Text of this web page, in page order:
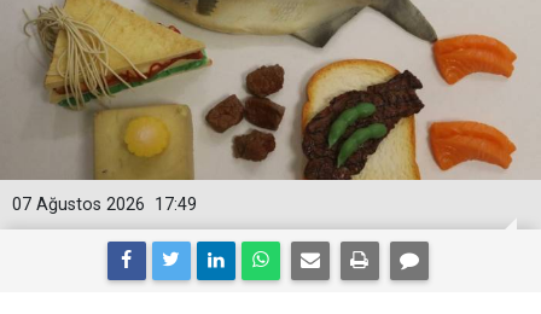
17:49
07 Ağustos 2026